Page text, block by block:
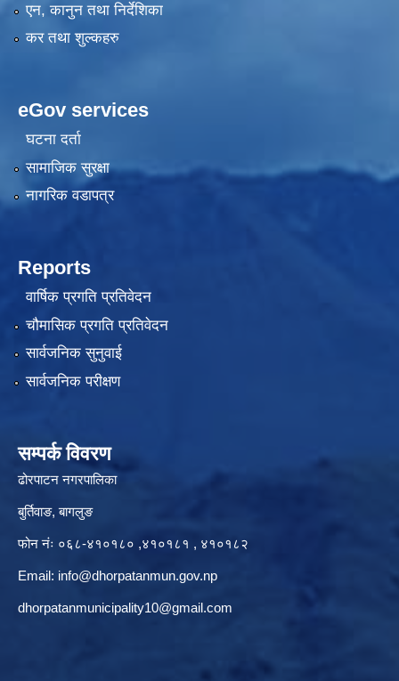
एन, कानुन तथा निर्देशिका
कर तथा शुल्कहरु
eGov services
घटना दर्ता
सामाजिक सुरक्षा
नागरिक वडापत्र
Reports
वार्षिक प्रगति प्रतिवेदन
चौमासिक प्रगति प्रतिवेदन
सार्वजनिक सुनुवाई
सार्वजनिक परीक्षण
सम्पर्क विवरण
ढोरपाटन नगरपालिका
बुर्तिवाङ, बागलुङ
फोन नंः ०६८-४१०१८० ,४१०१८१ , ४१०१८२
Email: info@dhorpatanmun.gov.np
dhorpatanmunicipality10@gmail.com